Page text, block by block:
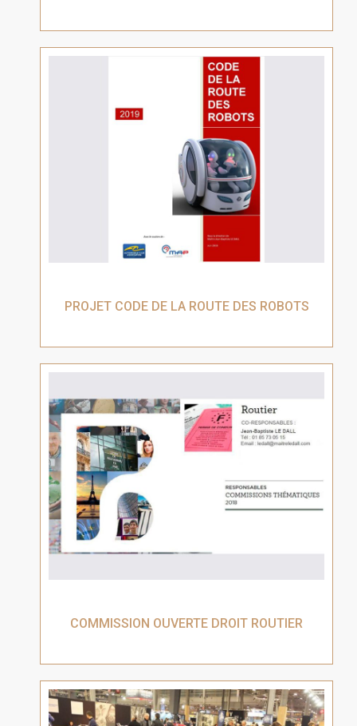
PROJET CODE DE LA ROUTE DES ROBOTS
COMMISSION OUVERTE DROIT ROUTIER